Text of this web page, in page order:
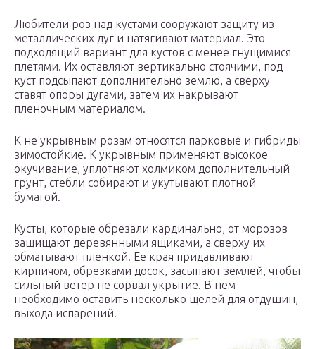
Любители роз над кустами сооружают защиту из
металлических дуг и натягивают материал. Это
подходящий вариант для кустов с менее гнущимися
плетями. Их оставляют вертикально стоячими, под
куст подсыпают дополнительно землю, а сверху
ставят опоры дугами, затем их накрывают
пленочным материалом.
К не укрывным розам относятся парковые и гибриды
зимостойкие. К укрывным применяют высокое
окучивание, уплотняют холмиком дополнительный
грунт, стебли собирают и укутывают плотной
бумагой.
Кусты, которые обрезали кардинально, от морозов
защищают деревянными ящиками, а сверху их
обматывают пленкой. Ее края придавливают
кирпичом, обрезками досок, засыпают землей, чтобы
сильный ветер не сорвал укрытие. В нем
необходимо оставить несколько щелей для отдушин,
выхода испарений.